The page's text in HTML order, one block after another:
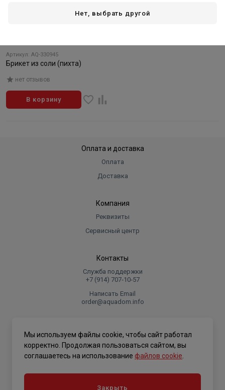
Артикул: AQ-330945
Брикет из соли (пихта)
нет отзывов
В корзину
Оплата и доставка
Оплата
Доставка
Компания
Реквизиты
Сервисный центр
Контакты
Служба поддержки
+7 (914) 707‑10‑57
Написать Email
order@aquadom.info
.
Нет, выбрать другой
Мы используем файлы cookie, чтобы сайт работал
корректно. Продолжая пользоваться сайтом, вы
соглашаетесь на использование файлов cookie
Закрыть